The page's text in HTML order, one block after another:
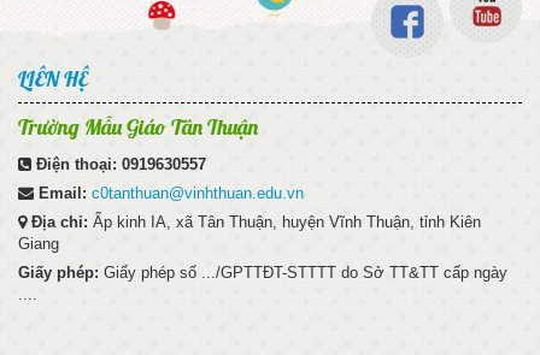
LIÊN HỆ
Trường Mẫu Giáo Tân Thuận
Điện thoại: 0919630557
Email: c0tanthuan@vinhthuan.edu.vn
Địa chỉ: Ấp kinh IA, xã Tân Thuận, huyện Vĩnh Thuận, tỉnh Kiên
Giang
Giấy phép: Giấy phép số .../GPTTĐT-STTTT do Sở TT&TT cấp ngày